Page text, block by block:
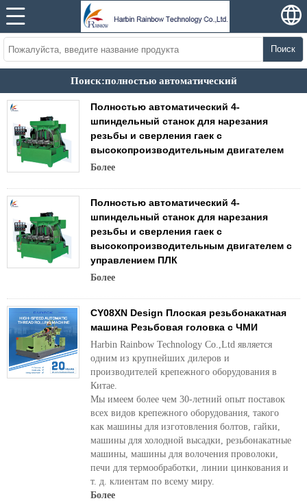
Поиск
Поиск:полностью автоматический
Полностью автоматический 4-
шпиндельный станок для нарезания
резьбы и сверления гаек с
высокопроизводительным двигателем
Более
Полностью автоматический 4-
шпиндельный станок для нарезания
резьбы и сверления гаек с
высокопроизводительным двигателем с
управлением ПЛК
Более
CY08XN Design Плоская резьбонакатная
машина Резьбовая головка с ЧМИ
Harbin Rainbow Technology Co.,Ltd является
одним из крупнейших дилеров и
производителей крепежного оборудования в
Китае.
Мы имеем более чем 30-летний опыт поставок
всех видов крепежного оборудования, такого
как машины для изготовления болтов, гайки,
машины для холодной высадки, резьбонакатные
машины, машины для волочения проволоки,
печи для термообработки, линии цинкования и
т. д. клиентам по всему миру.
Более